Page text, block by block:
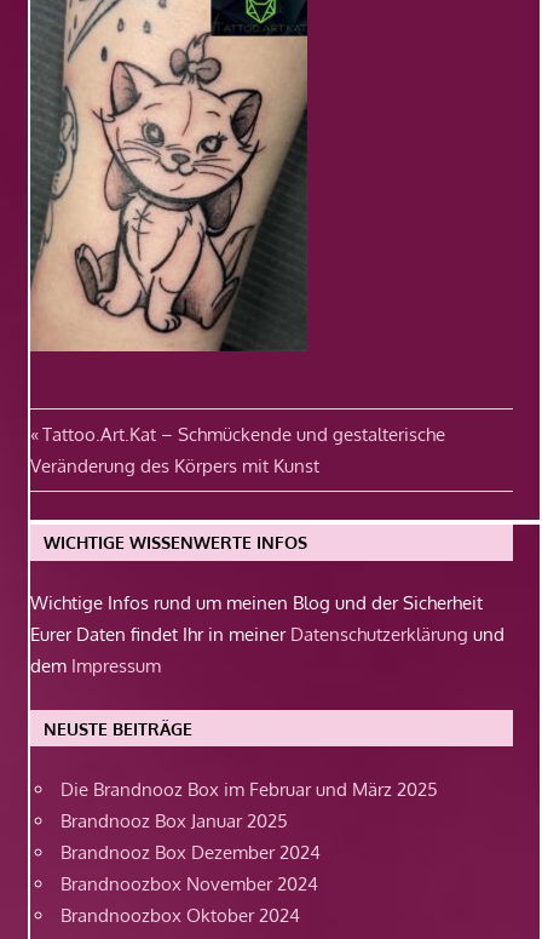
Beitragsnavigation
Vorheriger
Beitrag:
Tattoo.Art.Kat – Schmückende und gestalterische
Veränderung des Körpers mit Kunst
WICHTIGE WISSENWERTE INFOS
Wichtige Infos rund um meinen Blog und der Sicherheit
Eurer Daten findet Ihr in meiner Datenschutzerklärung und
dem Impressum
NEUSTE BEITRÄGE
Die Brandnooz Box im Februar und März 2025
Brandnooz Box Januar 2025
Brandnooz Box Dezember 2024
Brandnoozbox November 2024
Brandnoozbox Oktober 2024